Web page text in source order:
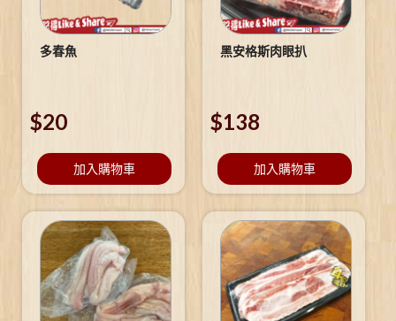
多春魚
$20
加入購物車
黑安格斯肉眼扒
$138
加入購物車